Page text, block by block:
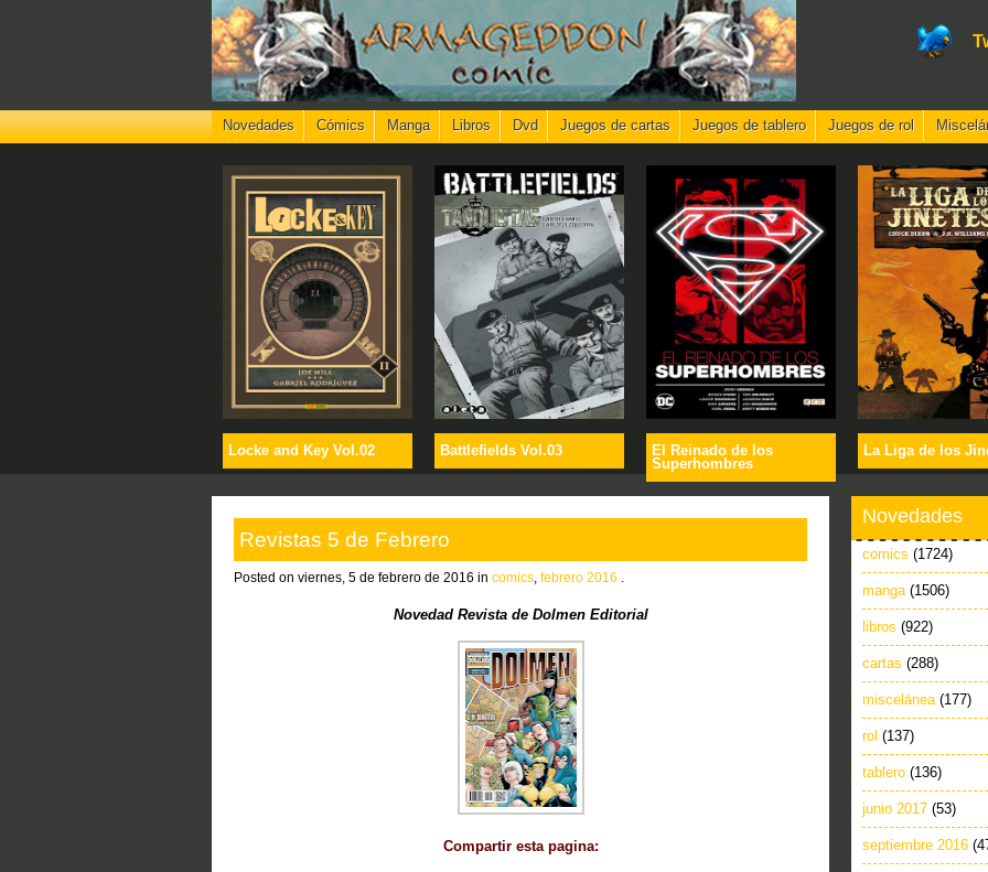
Novedades Cómics Manga Libros Dvd Juegos de cartas Juegos de tablero Juegos de rol
Locke and Key Vol.02 Battlefields Vol.03
El Reinado de los
Superhombres
La Liga de los
Revistas 5 de Febrero
Posted on viernes, 5 de febrero de 2016 in comics febrero 2016
Novedad Revista de Dolmen Editorial
Compartir esta pagina:
Novedades
comics (1724)
manga (1506)
libros (922)
cartas (288)
miscelánea (177)
rol (137)
tablero (136)
junio 2017 (53)
septiembre 2016